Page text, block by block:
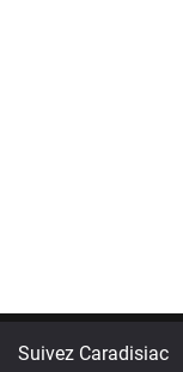
Suivez Caradisiac